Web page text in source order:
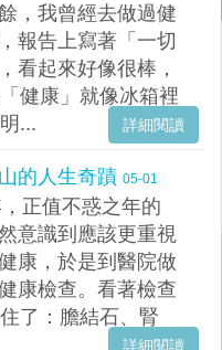
，我曾經去做過健
報告上寫著「一切
看起來好像很棒，
健康」就像冰箱裡
...
詳細閱讀
的人生奇蹟 05-01
正值不惑之年的
意識到應該更重視
康，於是到醫院做
康檢查。看著檢查
了：膽結石、腎
詳細閱讀